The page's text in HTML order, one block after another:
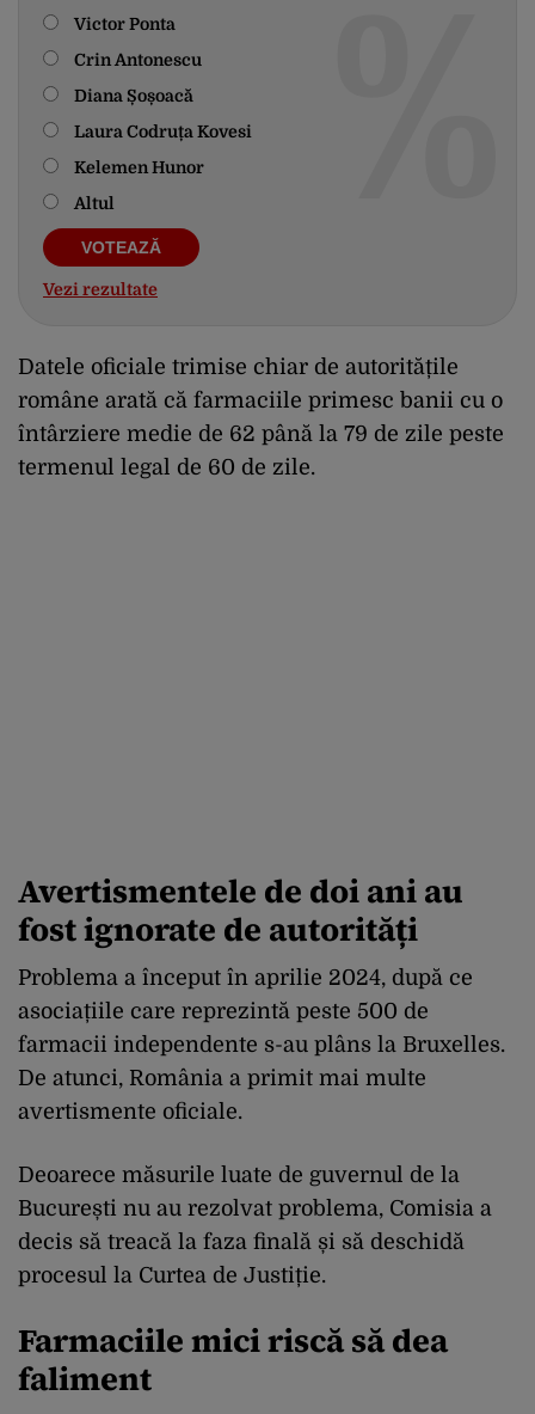
Victor Ponta
Crin Antonescu
Diana Șoșoacă
Laura Codruța Kovesi
Kelemen Hunor
Altul
Vezi rezultate
Datele oficiale trimise chiar de autoritățile
române arată că farmaciile primesc banii cu o
întârziere medie de 62 până la 79 de zile peste
termenul legal de 60 de zile.
Avertismentele de doi ani au
fost ignorate de autorități
Problema a început în aprilie 2024, după ce
asociațiile care reprezintă peste 500 de
farmacii independente s-au plâns la Bruxelles.
De atunci, România a primit mai multe
avertismente oficiale.
Deoarece măsurile luate de guvernul de la
București nu au rezolvat problema, Comisia a
decis să treacă la faza finală și să deschidă
procesul la Curtea de Justiție.
Farmaciile mici riscă să dea
faliment